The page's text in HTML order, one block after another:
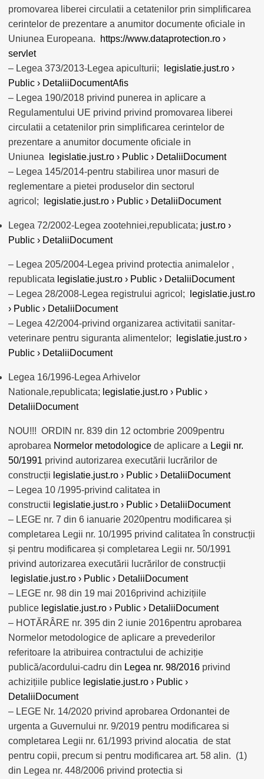
promovarea liberei circulatii a cetatenilor prin simplificarea
cerintelor de prezentare a anumitor documente oficiale in
Uniunea Europeana.
https://www.dataprotection.ro ›
servlet
– Legea 373/2013-Legea apiculturii;
legislatie.just.ro ›
Public › DetaliiDocumentAfis
– Legea 190/2018 privind punerea in aplicare a
Regulamentului UE privind privind promovarea liberei
circulatii a cetatenilor prin simplificarea cerintelor de
prezentare a anumitor documente oficiale in
Uniunea
legislatie.just.ro › Public › DetaliiDocument
– Legea 145/2014-pentru stabilirea unor masuri de
reglementare a pietei produselor din sectorul
agricol;
legislatie.just.ro › Public › DetaliiDocument
Legea 72/2002-Legea zootehniei,republicata; just.ro ›
Public › DetaliiDocument
– Legea 205/2004-Legea privind protectia animalelor ,
republicata legislatie.just.ro › Public › DetaliiDocument
– Legea 28/2008-Legea registrului agricol;
legislatie.just.ro
› Public › DetaliiDocument
– Legea 42/2004-privind organizarea activitatii sanitar-
veterinare pentru siguranta alimentelor;
legislatie.just.ro ›
Public › DetaliiDocument
Legea 16/1996-Legea Arhivelor
Nationale,republicata; legislatie.just.ro › Public ›
DetaliiDocument
NOU!!! ORDIN nr. 839 din 12 octombrie 2009pentru
aprobarea Normelor metodologice de aplicare a Legii nr.
50/1991 privind autorizarea executării lucrărilor de
construcții legislatie.just.ro › Public › DetaliiDocument
– Legea 10 /1995-privind calitatea in
constructii legislatie.just.ro › Public › DetaliiDocument
– LEGE nr. 7 din 6 ianuarie 2020pentru modificarea și
completarea Legii nr. 10/1995 privind calitatea în construcții
și pentru modificarea și completarea Legii nr. 50/1991
privind autorizarea executării lucrărilor de construcții
legislatie.just.ro › Public › DetaliiDocument
– LEGE nr. 98 din 19 mai 2016privind achizițiile
publice legislatie.just.ro › Public › DetaliiDocument
– HOTĂRÂRE nr. 395 din 2 iunie 2016pentru aprobarea
Normelor metodologice de aplicare a prevederilor
referitoare la atribuirea contractului de achiziție
publică/acordului-cadru din Legea nr. 98/2016 privind
achizițiile publice legislatie.just.ro › Public ›
DetaliiDocument
– LEGE Nr. 14/2020 privind aprobarea Ordonantei de
urgenta a Guvernului nr. 9/2019 pentru modificarea si
completarea Legii nr. 61/1993 privind alocatia de stat
pentru copii, precum si pentru modificarea art. 58 alin. (1)
din Legea nr. 448/2006 privind protectia si